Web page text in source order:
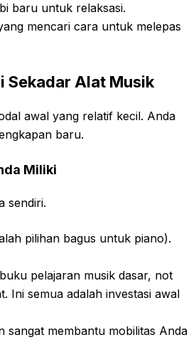
baru untuk relaksasi.
mencari cara untuk melepas
Sekadar Alat Musik
awal yang relatif kecil. Anda
baru.
Miliki
sendiri.
pilihan bagus untuk piano).
pelajaran musik dasar, not
Ini semua adalah investasi awal
sangat membantu mobilitas Anda